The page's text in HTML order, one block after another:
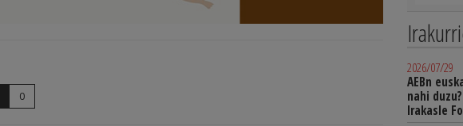
0
2026/07/29
AEBn
nahi
Irakasle